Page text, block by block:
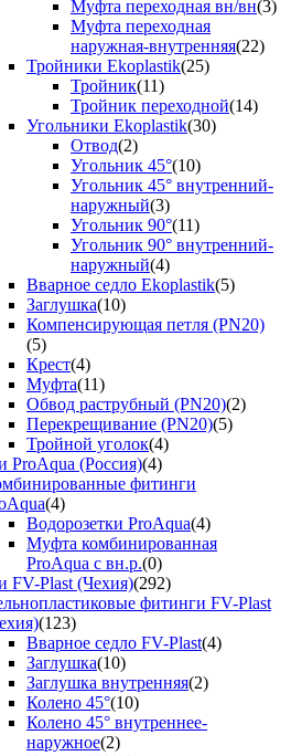
Муфта переходная вн/вн(3)
Муфта переходная
наружная-внутренняя(22)
Тройники Ekoplastik(25)
Тройник(11)
Тройник переходной(14)
Угольники Ekoplastik(30)
Отвод(2)
Угольник 45°(10)
Угольник 45° внутренний-
наружный(3)
Угольник 90°(11)
Угольник 90° внутренний-
наружный(4)
Вварное седло Ekoplastik(5)
Заглушка(10)
Компенсирующая петля (PN20)
(5)
Крест(4)
Муфта(11)
Обвод раструбный (PN20)(2)
Перекрещивание (PN20)(5)
Тройной уголок(4)
ProAqua (Россия)(4)
фитинги
(4)
Водорозетки ProAqua(4)
Муфта комбинированная
ProAqua с вн.р.(0)
FV-Plast (Чехия)(292)
фитинги FV-Plast
(123)
Вварное седло FV-Plast(4)
Заглушка(10)
Заглушка внутренняя(2)
Колено 45°(10)
Колено 45° внутреннее-
наружное(2)